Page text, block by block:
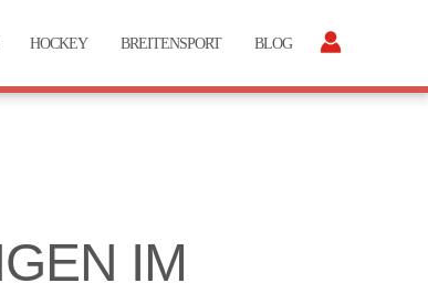
HOCKEY BREITENSPORT BLOG
IM